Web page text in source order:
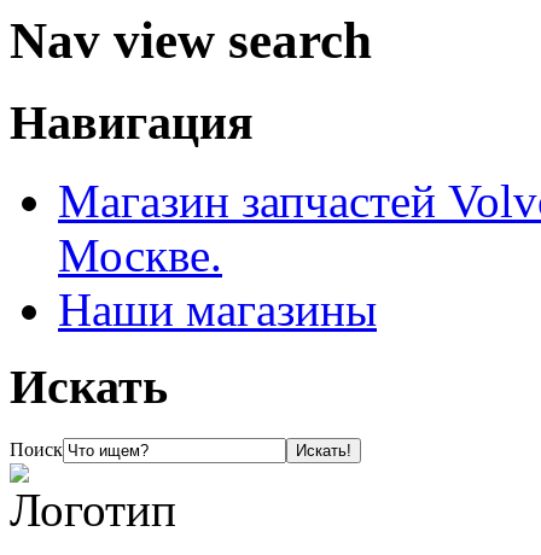
Nav view search
Навигация
Магазин запчастей
Москве.
Наши магазины
Искать
Поиск